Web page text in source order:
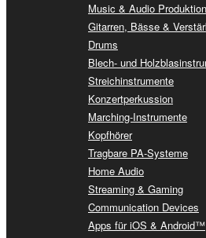
Music & Audio Produktion
Gitarren, Bässe &
Drums
Blech- und
Streichinstrumente
Konzertperkussion
Marching-Instrumente
Kopfhörer
Tragbare PA-Systeme
Home Audio
Streaming & Gaming
Communication Devices
Apps für iOS & Android™